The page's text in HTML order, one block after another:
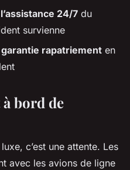
24/7 du
survienne
garantie rapatriement en
bord de
c’est une attente. Les
avec les avions de ligne